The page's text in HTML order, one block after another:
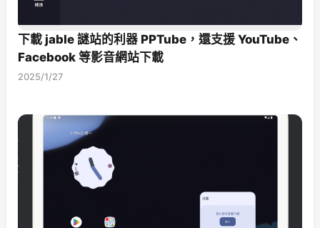
下載 jable 謎站的利器 PPTube，還支援 YouTube、
Facebook 等影音網站下載
2025/1/27